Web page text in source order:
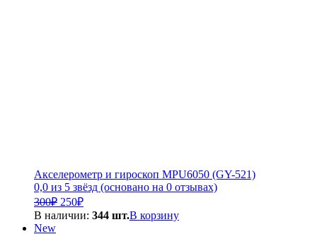
Акселерометр и гироскоп MPU6050 (GY-521)
0,0 из 5 звёзд (основано на 0 отзывах)
300₽ Первоначальная
цена
250₽Текущая
цена:
В наличии: 344 шт.В корзину
New